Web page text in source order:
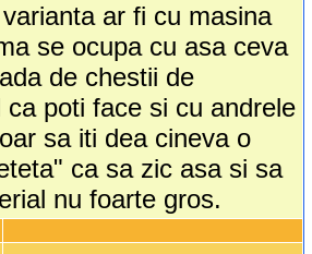
ar fi cu masina
se ocupa cu asa ceva
de chestii de
ca poti face si cu andrele
sa iti dea cineva o
ca sa zic asa si sa
nu foarte gros.